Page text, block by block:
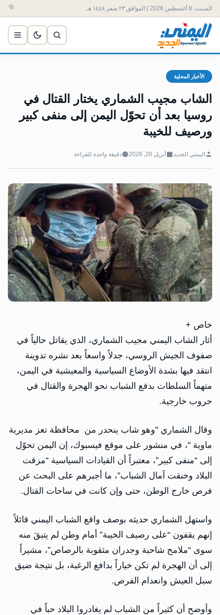
السبت، 8 أغسطس 2026 | الموافق ٢٣ صفر ١٤٤٨ هـ
الأخبار المحلية
الشاب مجيب الشماري يختار القتال في
روسيا بعد أن تحوّل اليمن إلى منفى كبير
ورصيف للخيبة
اليمني الجديد أبريل 20, 2026 دقيقة واحدة للقراءة
خاص +
أثار الشاب اليمني مجيب الشماري، الذي يقاتل حالياً في
صفوف الجيش الروسي، جدلاً واسعاً بعد نشره تدوينة
انتقد فيها بشدة الأوضاع السياسية والمعيشية في اليمن،
متهماً السلطات بدفع الشباب نحو الهجرة والقتال في
حروب خارجية.
وقال الشماري "وهو شاب ينحدر من محافظة تعز مديرية
ماوية "، في منشور على موقع فيسبوك، إن اليمن تحوّل
إلى “منفى كبير”، معتبراً أن القيادات السياسية “مزقت
البلاد وخنقت آمال الشباب”، ما أجبرهم على البحث عن
فرص خارج الوطن، حتى وإن كانت في ساحات القتال.
واستهل الشماري حديثه بوصف واقع الشباب اليمني قائلاً
إنهم يقفون “على رصيف الخيبة” أمام وطن لم يتبقَ منه
سوى “ملامح شاحبة وجدران مثقوبة بالرصاص”، مشيراً
إلى أن الهجرة لم تكن خياراً بدافع الرغبة، بل نتيجة ضيق
سبل العيش وانعدام الفرص.
وأوضح أن كثيراً من الشباب لم يغادروا البلاد حباً في